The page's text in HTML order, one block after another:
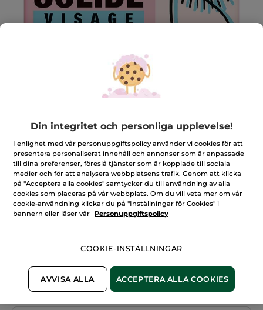
The Solid Face Cleanser
Rengör huden och tar skonsamt bort makeuprester
★★★★★
★★★★★
Inget
LÄGG TILL RECENSION
PRODUKTEN ÄR TILLFÄLLIGT SLUT
Din integritet och personliga upplevelse!
I enlighet med vår personuppgiftspolicy använder vi cookies för att
presentera personaliserat innehåll och annonser som är anpassade
till dina preferenser, föreslå tjänster som är kopplade till sociala
medier och för att analysera webbplatsens trafik. Genom att klicka
på "Acceptera alla cookies" samtycker du till användning av alla
cookies som placeras på vår webbplats. Om du vill veta mer om vår
cookie-användning klickar du på "Inställningar för Cookies" i
bannern eller läser vår
Personuppgiftspolicy
COOKIE-INSTÄLLNINGAR
AVVISA ALLA ACCEPTERA ALLA COOKIES